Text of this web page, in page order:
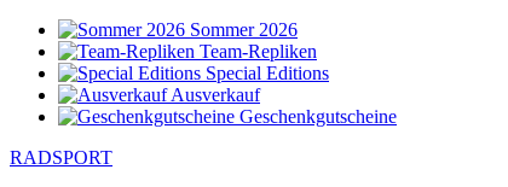
Sommer 2026
Team-Repliken
Special Editions
Ausverkauf
Geschenkgutscheine
RADSPORT